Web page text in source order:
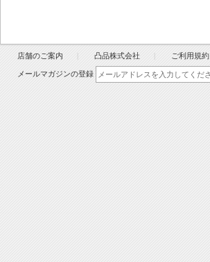
店舗のご案内 凸品株式会社 ご利用規約
メールマガジンの登録